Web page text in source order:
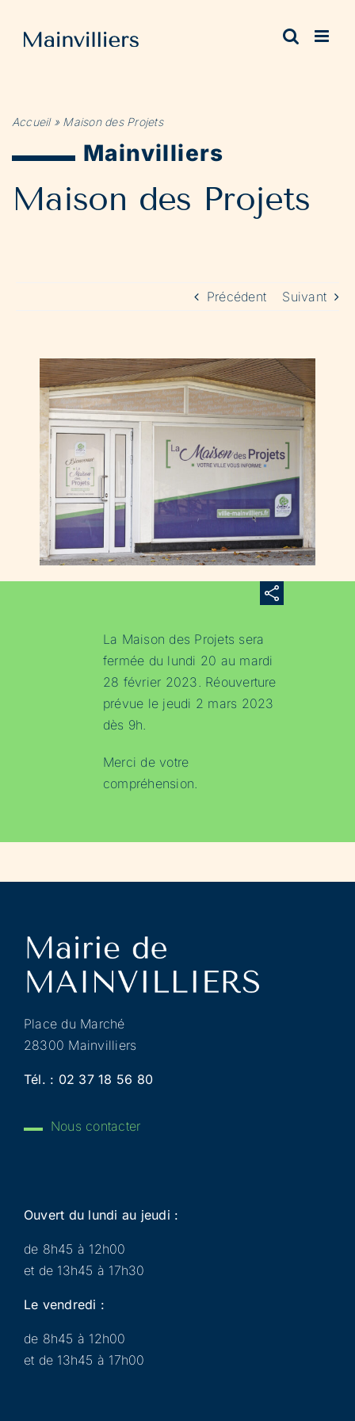
contenu
Accueil» Maison des Projets
Mainvilliers
Maison des Projets
Précédent Suivant
La Maison des Projets sera
fermée du lundi 20 au mardi
28 février 2023. Réouverture
prévue le jeudi 2 mars 2023
dès 9h.
Merci de votre
compréhension.
Place du Marché
28300 Mainvilliers
Tél. : 02 37 18 56 80
Nous contacter
Ouvert du lundi au jeudi :
de 8h45 à 12h00
et de 13h45 à 17h30
Le vendredi :
de 8h45 à 12h00
et de 13h45 à 17h00